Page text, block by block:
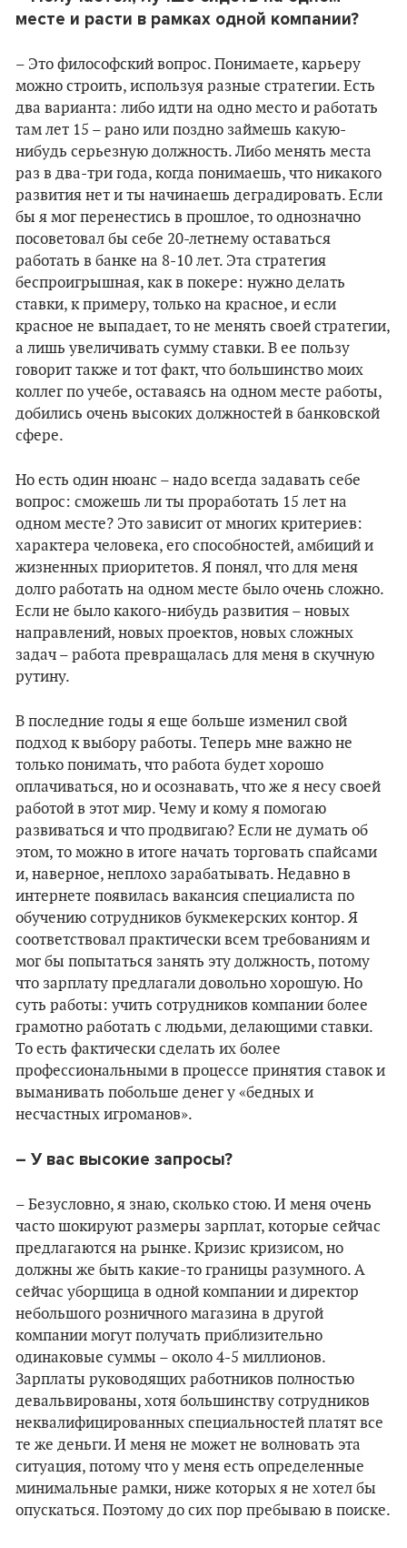
месте и расти в рамках одной компании?
– Это философский вопрос. Понимаете, карьеру
можно строить, используя разные стратегии. Есть
два варианта: либо идти на одно место и работать
там лет 15 – рано или поздно займешь какую-
нибудь серьезную должность. Либо менять места
раз в два-три года, когда понимаешь, что никакого
развития нет и ты начинаешь деградировать. Если
бы я мог перенестись в прошлое, то однозначно
посоветовал бы себе 20-летнему оставаться
работать в банке на 8-10 лет. Эта стратегия
беспроигрышная, как в покере: нужно делать
ставки, к примеру, только на красное, и если
красное не выпадает, то не менять своей стратегии,
а лишь увеличивать сумму ставки. В ее пользу
говорит также и тот факт, что большинство моих
коллег по учебе, оставаясь на одном месте работы,
добились очень высоких должностей в банковской
сфере.
Но есть один нюанс – надо всегда задавать себе
вопрос: сможешь ли ты проработать 15 лет на
одном месте? Это зависит от многих критериев:
характера человека, его способностей, амбиций и
жизненных приоритетов. Я понял, что для меня
долго работать на одном месте было очень сложно.
Если не было какого-нибудь развития – новых
направлений, новых проектов, новых сложных
задач – работа превращалась для меня в скучную
рутину.
В последние годы я еще больше изменил свой
подход к выбору работы. Теперь мне важно не
только понимать, что работа будет хорошо
оплачиваться, но и осознавать, что же я несу своей
работой в этот мир. Чему и кому я помогаю
развиваться и что продвигаю? Если не думать об
этом, то можно в итоге начать торговать спайсами
и, наверное, неплохо зарабатывать. Недавно в
интернете появилась вакансия специалиста по
обучению сотрудников букмекерских контор. Я
соответствовал практически всем требованиям и
мог бы попытаться занять эту должность, потому
что зарплату предлагали довольно хорошую. Но
суть работы: учить сотрудников компании более
грамотно работать с людьми, делающими ставки.
То есть фактически сделать их более
профессиональными в процессе принятия ставок и
выманивать побольше денег у «бедных и
несчастных игроманов».
– У вас высокие запросы?
– Безусловно, я знаю, сколько стою. И меня очень
часто шокируют размеры зарплат, которые сейчас
предлагаются на рынке. Кризис кризисом, но
должны же быть какие-то границы разумного. А
сейчас уборщица в одной компании и директор
небольшого розничного магазина в другой
компании могут получать приблизительно
одинаковые суммы – около 4-5 миллионов.
Зарплаты руководящих работников полностью
девальвированы, хотя большинству сотрудников
неквалифицированных специальностей платят все
те же деньги. И меня не может не волновать эта
ситуация, потому что у меня есть определенные
минимальные рамки, ниже которых я не хотел бы
опускаться. Поэтому до сих пор пребываю в поиске.